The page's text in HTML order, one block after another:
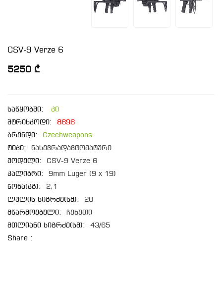
CSV-9 Verze 6
5250 ₾
საწყობში:
კი
შტრიხკოდი:
8696
ბრენდი:
Czechweapons
ტიპი:
ნახევრადავტომატური
მოდელი:
CSV-9 Verze 6
კალიბრი:
9mm Luger (9 x 19)
წონა(კგ):
2,1
ლულის სიგრძე(სმ):
20
მწარმოებელი:
ჩეხეთი
მთლიანი სიგრძე(სმ):
43/65
Share :